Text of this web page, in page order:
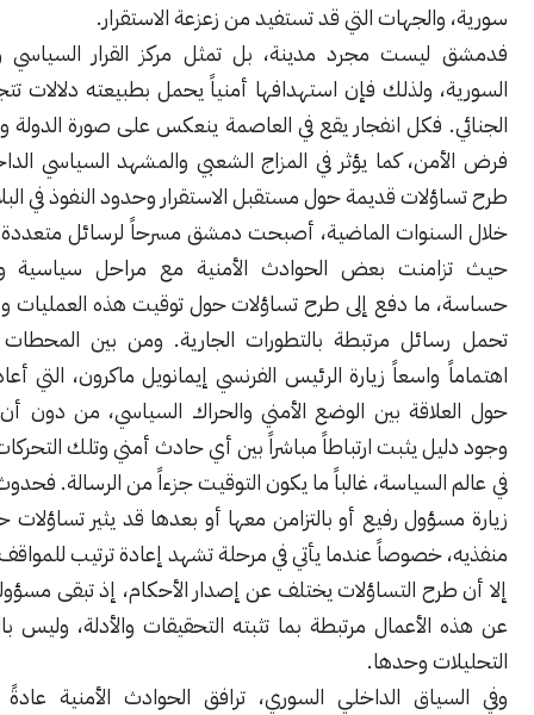
التي قد تستفيد من زعزعة الاستقرار.
مجرد مدينة، بل تمثل مركز القرار السياسي ورمز الدولة
ولذلك فإن استهدافها أمنياً يحمل بطبيعته دلالات تتجاوز الجانب
فكل انفجار يقع في العاصمة ينعكس على صورة الدولة وقدرتها على
كما يؤثر في المزاج الشعبي والمشهد السياسي الداخلي، ويعيد
قديمة حول مستقبل الاستقرار وحدود النفوذ في البلاد.
الماضية، أصبحت دمشق مسرحاً لرسائل متعددة الاتجاهات،
بعض الحوادث الأمنية مع مراحل سياسية ودبلوماسية
دفع إلى طرح تساؤلات حول توقيت هذه العمليات وما إذا كانت
مرتبطة بالتطورات الجارية. ومن بين المحطات التي أثارت
واسعاً زيارة الرئيس الفرنسي إيمانويل ماكرون، التي أعادت النقاش
بين الوضع الأمني والحراك السياسي، من دون أن يعني ذلك
يثبت ارتباطاً مباشراً بين أي حادث أمني وتلك التحركات.
غالباً ما يكون التوقيت جزءاً من الرسالة. فحدوث تفجير قبل
رفيع أو بالتزامن معها أو بعدها قد يثير تساؤلات حول أهداف
خصوصاً عندما يأتي في مرحلة تشهد إعادة ترتيب للمواقف والعلاقات.
التساؤلات يختلف عن إصدار الأحكام، إذ تبقى مسؤولية أي جهة
مرتبطة بما تثبته التحقيقات والأدلة، وليس بالتكهنات أو
وحدها.
الداخلي السوري، ترافق الحوادث الأمنية عادةً موجة من